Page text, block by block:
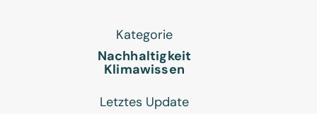
Kategorie
Nachhaltigkeit
Klimawissen
Letztes Update